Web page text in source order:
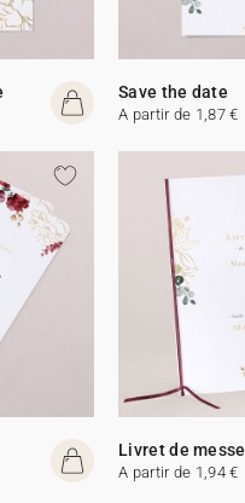
Save the date
A partir de 1,87 €
Livret de messe
A partir de 1,94 €